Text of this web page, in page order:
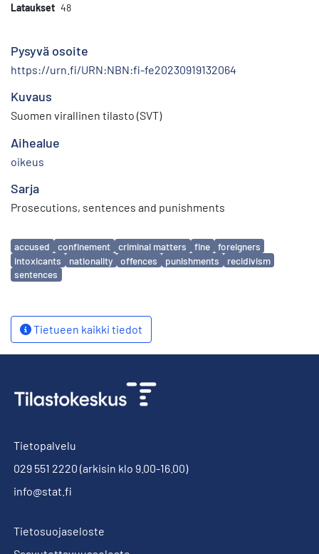
Lataukset 48
Pysyvä osoite
https://urn.fi/URN:NBN:fi-fe20230919132064
Kuvaus
Suomen virallinen tilasto (SVT)
Aihealue
oikeus
Sarja
Prosecutions, sentences and punishments
Avainsanat
accused confinement criminal matters fine
foreigners
intoxicants
nationality offences punishments
recidivism
sentences
Tietueen kaikki tiedot
Tietopalvelu
029 551 2220 (arkisin klo 9.00-16.00)
info@stat.fi
Tietosuojaseloste